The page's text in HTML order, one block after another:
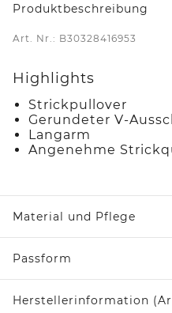
Produktbeschreibung
Art. Nr.: B30328416953
Highlights
Strickpullover
Gerundeter V-
Langarm
Angenehme
Material und Pflege
Passform
Herstellerinformation